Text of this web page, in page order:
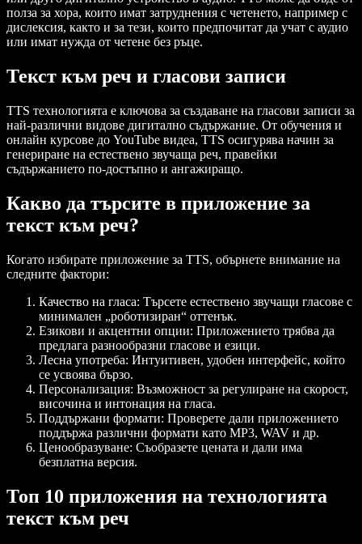
полза за хора, които имат затруднения с четенето, например с
дислексия, както и за тези, които предпочитат да учат с аудио
или имат нужда от четене без ръце.
Текст към реч и гласови записи
TTS технологията е ключова за създаване на гласови записи за
най-различни видове дигитално съдържание. От обучения и
онлайн курсове до YouTube видеа, TTS осигурява начин за
генериране на естествено звучаща реч, правейки
съдържанието по-достъпно и ангажиращо.
Какво да търсите в приложение за
текст към реч?
Когато избирате приложение за TTS, обърнете внимание на
следните фактори:
Качество на гласа: Търсете естествено звучащи гласове с
минимален „роботизиран“ оттенък.
Езикови и акцентни опции: Приложението трябва да
предлага разнообразни гласове и езици.
Лесна употреба: Интуитивен, удобен интерфейс, който
се усвоява бързо.
Персонализация: Възможност за регулиране на скорост,
височина и интонация на гласа.
Поддържани формати: Проверете дали приложението
поддържа различни формати като MP3, WAV и др.
Ценообразуване: Съобразете цената и дали има
безплатна версия.
Топ 10 приложения на технологията
текст към реч